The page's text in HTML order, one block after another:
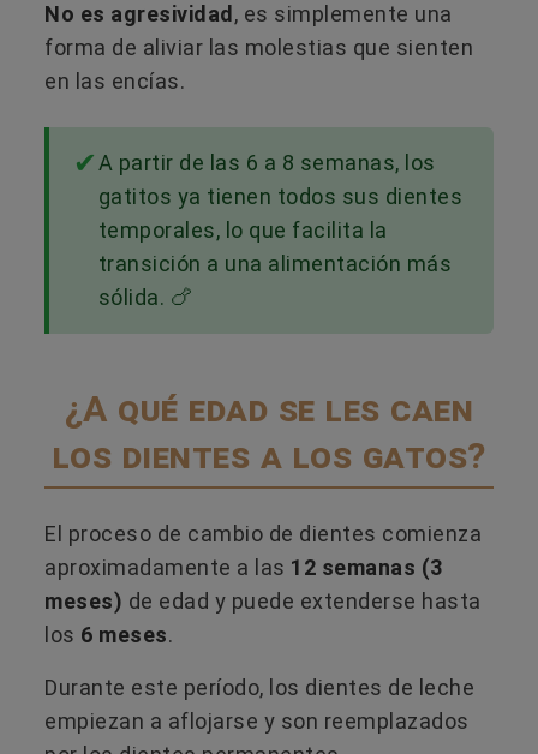
No es agresividad , es simplemente una
forma de aliviar las molestias que sienten
en las encías.
A partir de las 6 a 8 semanas, los
gatitos ya tienen todos sus dientes
temporales, lo que facilita la
transición a una alimentación más
sólida. 🍗
¿A qué edad se les caen
los dientes a los gatos?
El proceso de cambio de dientes comienza
aproximadamente a las 12 semanas (3
meses) de edad y puede extenderse hasta
los 6 meses.
Durante este período, los dientes de leche
empiezan a aflojarse y son reemplazados